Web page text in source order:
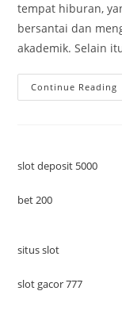
tempat hiburan,
bersantai dan
akademik. Selain
Continue Reading
slot deposit 5000
bet 200
situs slot
slot gacor 777